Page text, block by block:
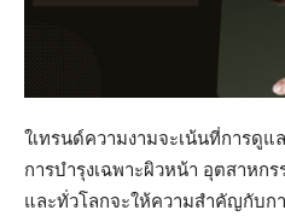
ใเทรนด์ความงามจะเน้นที่การดู
การบำรุงเฉพาะผิวหน้า อุตสาหก
และทั่วโลกจะให้ความสำคัญกับก